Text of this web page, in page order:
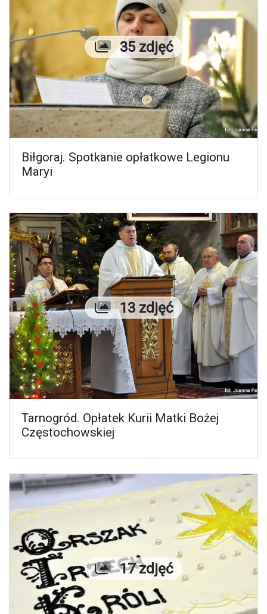
Liczba zdjęć
35 zdjęć
Biłgoraj. Spotkanie opłatkowe Legionu
Maryi
Liczba zdjęć
13 zdjęć
Tarnogród. Opłatek Kurii Matki Bożej
Częstochowskiej
Liczba zdjęć
17 zdjęć